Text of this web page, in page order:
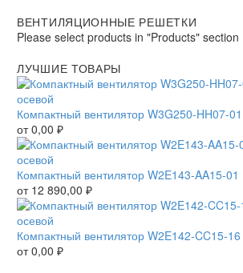
ВЕНТИЛЯЦИОННЫЕ РЕШЕТКИ
Please select products in "Products" section
ЛУЧШИЕ ТОВАРЫ
Компактный вентилятор W3G250-HH07-
от0,00 ₽
Компактный вентилятор W2E143-AA15-
от 12 890,00 ₽
Компактный вентилятор W2E142-CC15-
от0,00 ₽